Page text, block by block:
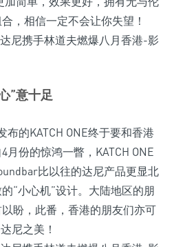
，相信一定不会让你失望！
”意十足
布的KATCH ONE终于要和香港
份的惊鸿一瞥，KATCH ONE
比以往的达尼产品更显北
“小心机”设计。大陆地区的朋
盼，此番，香港的朋友们亦可
尼之美！